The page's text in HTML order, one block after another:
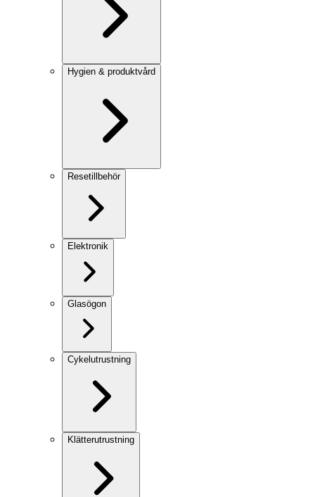
Hygien & produktvård
Resetillbehör
Elektronik
Glasögon
Cykelutrustning
Klätterutrustning